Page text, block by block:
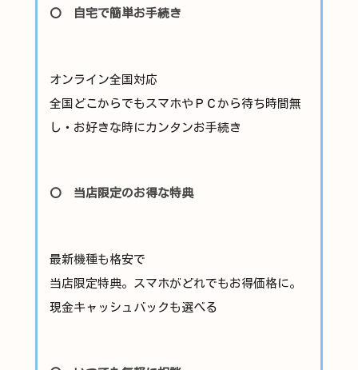
〇 自宅で簡単お手続き
オンライン全国対応
全国どこからでもスマホやＰＣから待ち時間無
し・お好きな時にカンタンお手続き
〇 当店限定のお得な特典
最新機種も格安で
当店限定特典。スマホがどれでもお得価格に。
現金キャッシュバックも選べる